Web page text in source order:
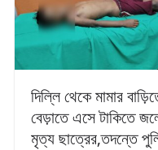
দিল্লি থেকে মামার
বেড়াতে এসে টাকিতে
মৃত্য ছাত্রের,তদন্তে